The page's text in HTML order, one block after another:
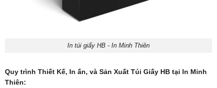
In túi giấy HB - In Minh Thiên
Quy trình Thiết Kế, In ấn, và Sản Xuất Túi Giấy HB tại In Minh
Thiên: